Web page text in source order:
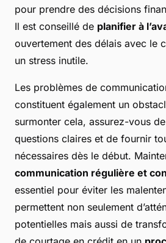
pour prendre des décisions
Il est conseillé de planifier à
ouvertement des délais avec le
un stress inutile.
Les problèmes de
constituent également un
surmonter cela, assurez-vous
questions claires et de fournir
nécessaires dès le début.
communication régulière et
essentiel pour éviter les
permettent non seulement
potentielles mais aussi de